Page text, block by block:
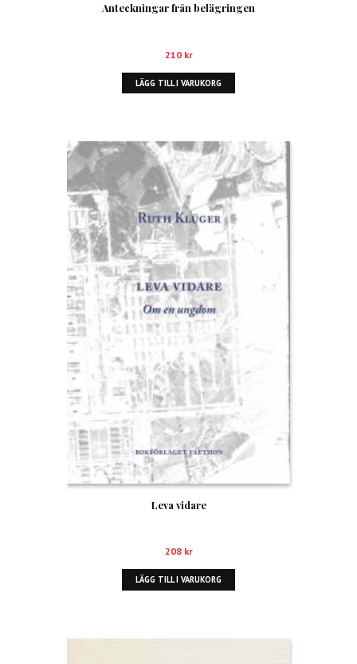
Anteckningar från belägringen
210 kr
LÄGG TILL I VARUKORG
Leva vidare
208 kr
LÄGG TILL I VARUKORG